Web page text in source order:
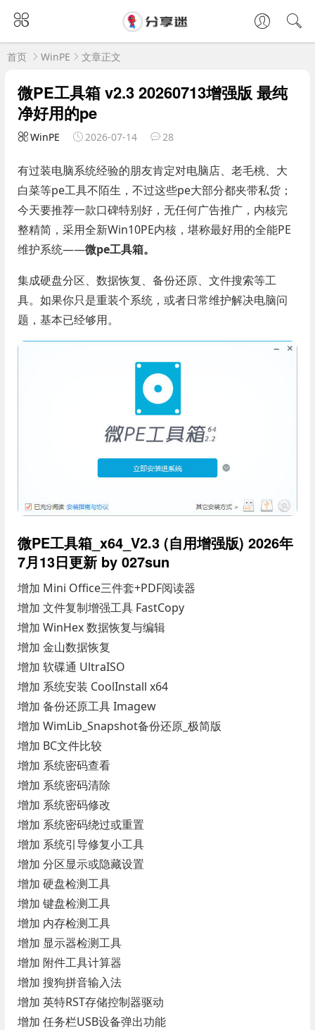
首页 WinPE 文章正文
微PE工具箱 v2.3 20260713增强版 最纯
净好用的pe
WinPE 2026-07-14 28
有过装电脑系统经验的朋友肯定对电脑店、老毛桃、大
白菜等pe工具不陌生，不过这些pe大部分都夹带私货；
今天要推荐一款口碑特别好，无任何广告推广，内核完
整精简，采用全新Win10PE内核，堪称最好用的全能PE
维护系统——微pe工具箱。
集成硬盘分区、数据恢复、备份还原、文件搜索等工
具。如果你只是重装个系统，或者日常维护解决电脑问
题，基本已经够用。
微PE工具箱_x64_V2.3 (自用增强版) 2026年
7月13日更新 by 027sun
增加 Mini Office三件套+PDF阅读器
增加 文件复制增强工具 FastCopy
增加 WinHex 数据恢复与编辑
增加 金山数据恢复
增加 软碟通 UltraISO
增加 系统安装 CoolInstall x64
增加 备份还原工具 Imagew
增加 WimLib_Snapshot备份还原_极简版
增加 BC文件比较
增加 系统密码查看
增加 系统密码清除
增加 系统密码修改
增加 系统密码绕过或重置
增加 系统引导修复小工具
增加 分区显示或隐藏设置
增加 硬盘检测工具
增加 键盘检测工具
增加 内存检测工具
增加 显示器检测工具
增加 附件工具计算器
增加 搜狗拼音输入法
增加 英特RST存储控制器驱动
增加 任务栏USB设备弹出功能